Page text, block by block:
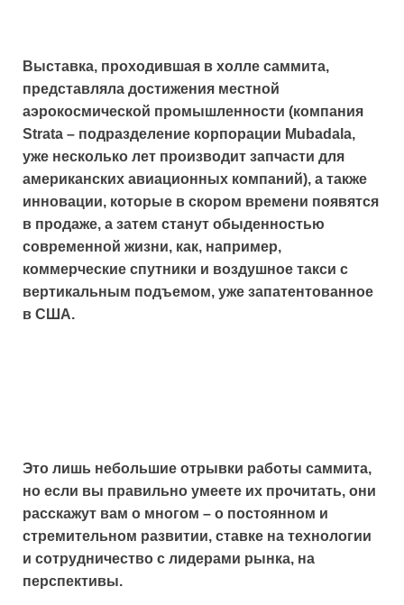
Выставка, проходившая в холле саммита,
представляла достижения местной
аэрокосмической промышленности (компания
Strata – подразделение корпорации Mubadala,
уже несколько лет производит запчасти для
американских авиационных компаний), а также
инновации, которые в скором времени появятся
в продаже, а затем станут обыденностью
современной жизни, как, например,
коммерческие спутники и воздушное такси с
вертикальным подъемом, уже запатентованное
в США.
Это лишь небольшие отрывки работы саммита,
но если вы правильно умеете их прочитать, они
расскажут вам о многом – о постоянном и
стремительном развитии, ставке на технологии
и сотрудничество с лидерами рынка, на
перспективы.